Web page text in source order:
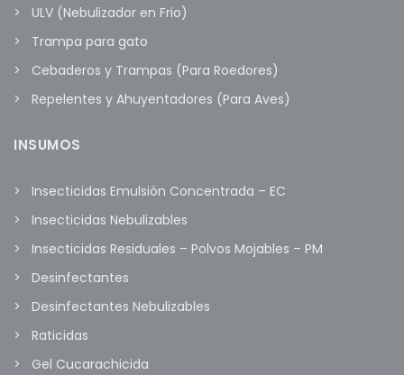
ULV (Nebulizador en Frio)
Trampa para gato
Cebaderos y Trampas (Para Roedores)
Repelentes y Ahuyentadores (Para Aves)
INSUMOS
Insecticidas Emulsión Concentrada – EC
Insecticidas Nebulizables
Insecticidas Residuales – Polvos Mojables – PM
Desinfectantes
Desinfectantes Nebulizables
Raticidas
Gel Cucarachicida